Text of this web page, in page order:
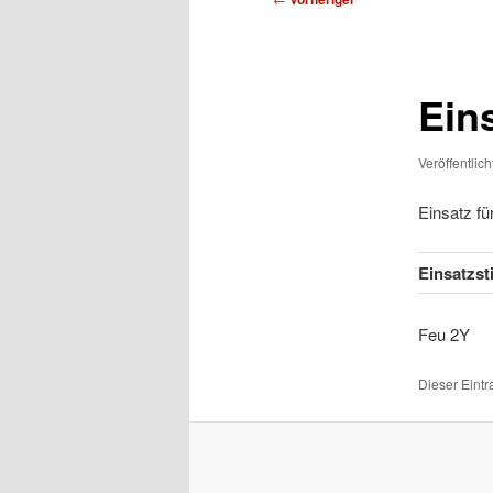
Einsatz
Feu
Dieser